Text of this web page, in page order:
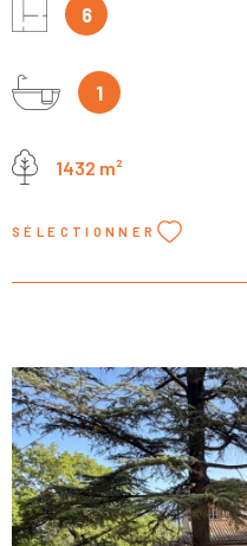
d’oliviers et d’essences
environnement paisible et
dallée, de grandes terrasses
de plusieurs dépendances.
habitables. L’entrée dessert
ses nombreuses ouvertures,
cheminée avec insert et
grande terrasse exposée
complète cet espace. Un
au Nord par porte-fenêtre,
salle d’eau (16 m² au total) et
viennent parfaire le rez-de-
trois chambres (9 m², 12 m²
douche et baignoire (6 m²)
Fonctionnelle et lumineuse,
6
1
1432 m²
SÉLECTIONNER